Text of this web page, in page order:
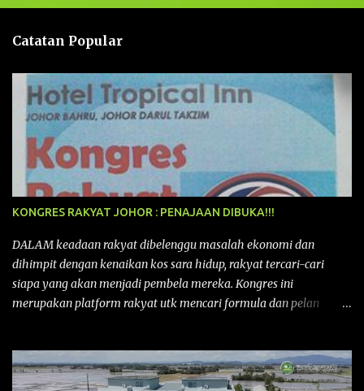
a
n
Catatan Popular
KONGRES RAKYAT JOHOR : PENAJAAN DIBUKA!!!
DALAM keadaan rakyat dibelenggu masalah ekonomi dan
dihimpit dengan kenaikan kos sara hidup, rakyat tercari-cari
siapa yang akan menjadi pembela mereka. Kongres ini
merupakan platform rakyat utk mencari formula dan pelan
pertama yang telah diadakan pada 12 September 2015 di Shah
Alam, Selangor, di peringkat kebangsaan dengan tema